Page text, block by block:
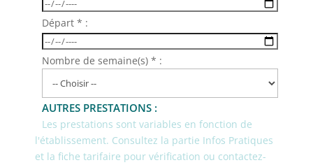
Départ * :
Nombre de semaine(s) * :
AUTRES PRESTATIONS :
Les prestations sont variables en fonction de
l'établissement. Consultez la partie Infos Pratiques
et la fiche tarifaire pour vérification ou contactez-